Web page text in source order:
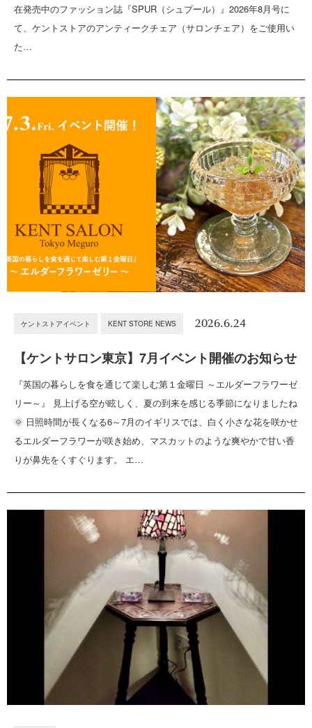
在発売中のファッション誌『SPUR（シュプール）』2026年8月号に
て、ケントストアのアンティークチェア（サロンチェア）をご使用い
た…
ケントストアイベント KENT STORE NEWS 2026.6.24
【ケントサロン東京】7月イベント開催のお知らせ
『英国の暮らしを食を通じて楽しむ第１金曜日 ～エルダーフラワーゼ
リー～』 見上げる空が眩しく、夏の到来を感じる季節になりましたね
🌞 日照時間が長くなる6～7月のイギリスでは、白く小さな花を咲かせ
るエルダーフラワーが咲き始め、マスカットのような爽やかで甘い香
りが鼻先をくすぐります。 エ…